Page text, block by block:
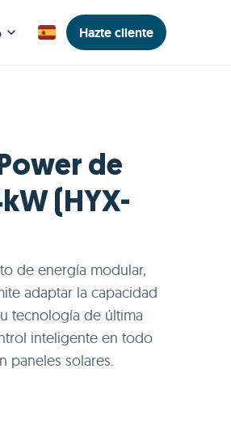
Hazte cliente
de
(HYX-
de energía modular,
adaptar la capacidad
tecnología de última
inteligente en todo
paneles solares.